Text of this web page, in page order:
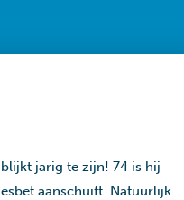
jarig te zijn! 74 is hij
aanschuift. Natuurlijk